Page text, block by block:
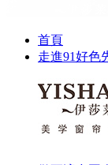
首頁
走進91好色